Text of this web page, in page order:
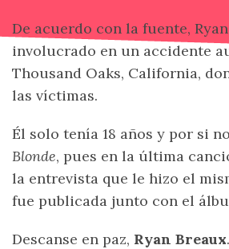
De acuerdo con la fuente,
involucrado en un accidente
Thousand Oaks, California,
las víctimas.
Él solo tenía 18 años y por si
Blonde, pues en la última
la entrevista que le hizo el
fue publicada junto con el
Descanse en paz, Ryan Breaux